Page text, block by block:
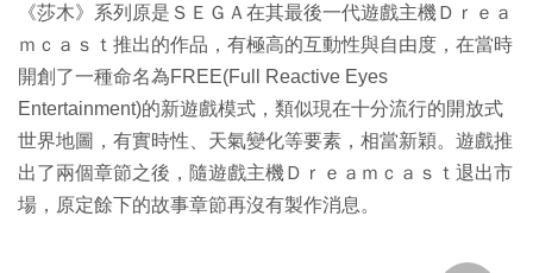
《莎木》系列原是ＳＥＧＡ在其最後一代遊戲主機Ｄｒｅａ
ｍｃａｓｔ推出的作品，有極高的互動性與自由度，在當時
開創了一種命名為FREE(Full Reactive Eyes
Entertainment)的新遊戲模式，類似現在十分流行的開放式
世界地圖，有實時性、天氣變化等要素，相當新穎。遊戲推
出了兩個章節之後，隨遊戲主機Ｄｒｅａｍｃａｓｔ退出市
場，原定餘下的故事章節再沒有製作消息。